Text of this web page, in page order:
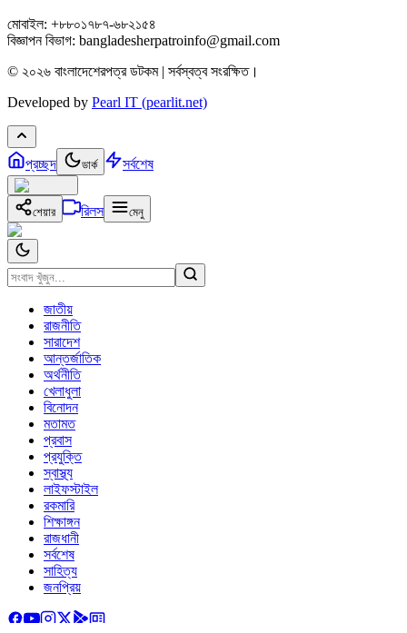
মোবাইল: +৮৮০১৭৮৭-৬৮২১৫৪
বিজ্ঞাপন বিভাগ: bangladesherpatroinfo@gmail.com
© ২০২৬ বাংলাদেশেরপত্র ডটকম | সর্বস্বত্ব সংরক্ষিত।
Developed by Pearl IT (pearlit.net)
প্রচ্ছদ ডার্ক সর্বশেষ
শেয়ার রিলস মেনু
জাতীয়
রাজনীতি
সারাদেশ
আন্তর্জাতিক
অর্থনীতি
খেলাধুলা
বিনোদন
মতামত
প্রবাস
প্রযুক্তি
স্বাস্থ্য
লাইফস্টাইল
রকমারি
শিক্ষাঙ্গন
রাজধানী
সর্বশেষ
সাহিত্য
জনপ্রিয়